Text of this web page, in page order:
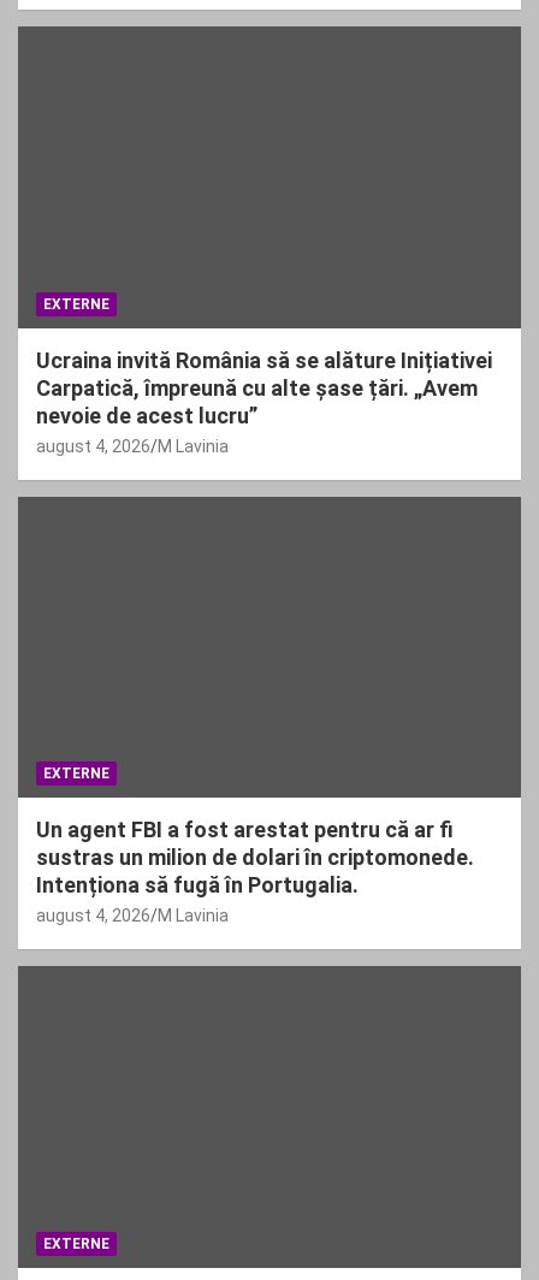
EXTERNE
Ucraina invită România să se alăture Inițiativei
Carpatică, împreună cu alte șase țări. „Avem
nevoie de acest lucru”
august 4, 2026 M Lavinia
EXTERNE
Un agent FBI a fost arestat pentru că ar fi
sustras un milion de dolari în criptomonede.
Intenționa să fugă în Portugalia.
august 4, 2026 M Lavinia
EXTERNE